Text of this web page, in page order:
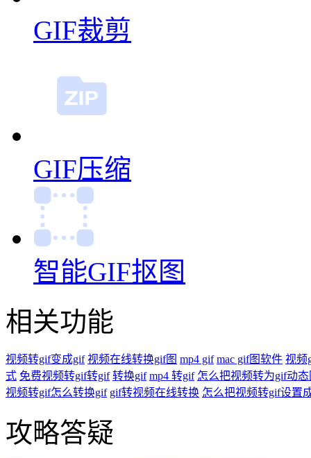
GIF裁剪
GIF压缩
智能GIF抠图
相关功能
视频转gif变成gif 视频在线转换gif图 mp4 gif mac gif图软件 视频
式 免费视频转gif转gif 转换gif mp4 转gif 怎么把视频转为gif动态
视频转gif怎么转换gif gif转视频在线转换 怎么把视频转gif设置
攻略答疑